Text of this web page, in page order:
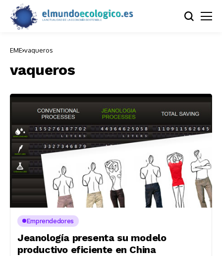
EME vaqueros
vaqueros
Emprendedores
Jeanología presenta su modelo
productivo eficiente en China